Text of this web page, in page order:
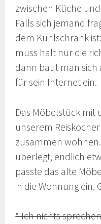
zwischen Küche
Falls sich jemand
dem Kühlschrank
muss halt nur die
dann baut man sich
für sein Internet ein.
Das Möbelstück mit
unserem
zusammen
überlegt, endlich
passte das alte
in die Wohnung ein.
* Ich nichts